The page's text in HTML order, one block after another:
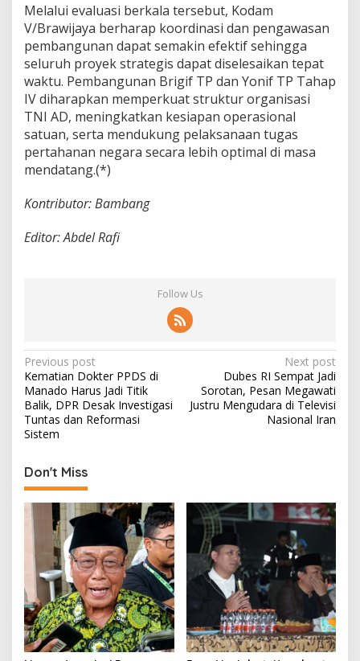
Melalui evaluasi berkala tersebut, Kodam
V/Brawijaya berharap koordinasi dan pengawasan
pembangunan dapat semakin efektif sehingga
seluruh proyek strategis dapat diselesaikan tepat
waktu. Pembangunan Brigif TP dan Yonif TP Tahap
IV diharapkan memperkuat struktur organisasi
TNI AD, meningkatkan kesiapan operasional
satuan, serta mendukung pelaksanaan tugas
pertahanan negara secara lebih optimal di masa
mendatang.(*)
Kontributor: Bambang
Editor: Abdel Rafi
Follow Us
P
o
s
t
a
v
g
a
t
i
o
Previous post
Kematian Dokter PPDS di
Manado Harus Jadi Titik
Balik, DPR Desak Investigasi
Tuntas dan Reformasi
Sistem
Next post
Dubes RI Sempat Jadi
Sorotan, Pesan Megawati
Justru Mengudara di Televisi
Nasional Iran
Don't Miss